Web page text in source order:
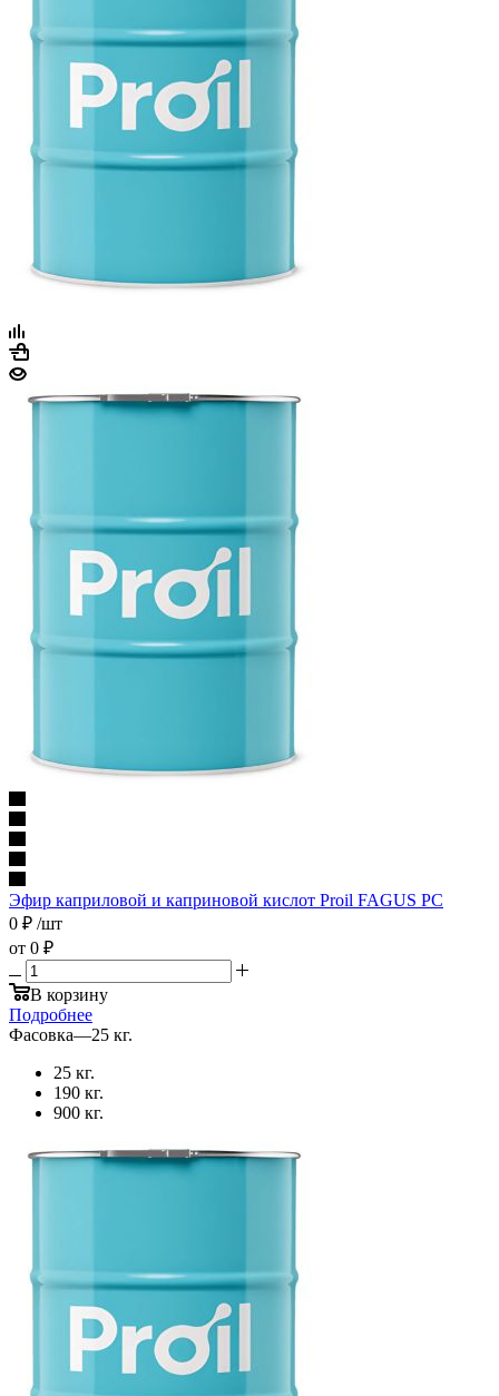
Эфир каприловой и каприновой кислот Proil FAGUS PC
0 ₽ /шт
от 0 ₽
В корзину
Подробнее
Фасовка—25 кг.
25 кг.
190 кг.
900 кг.